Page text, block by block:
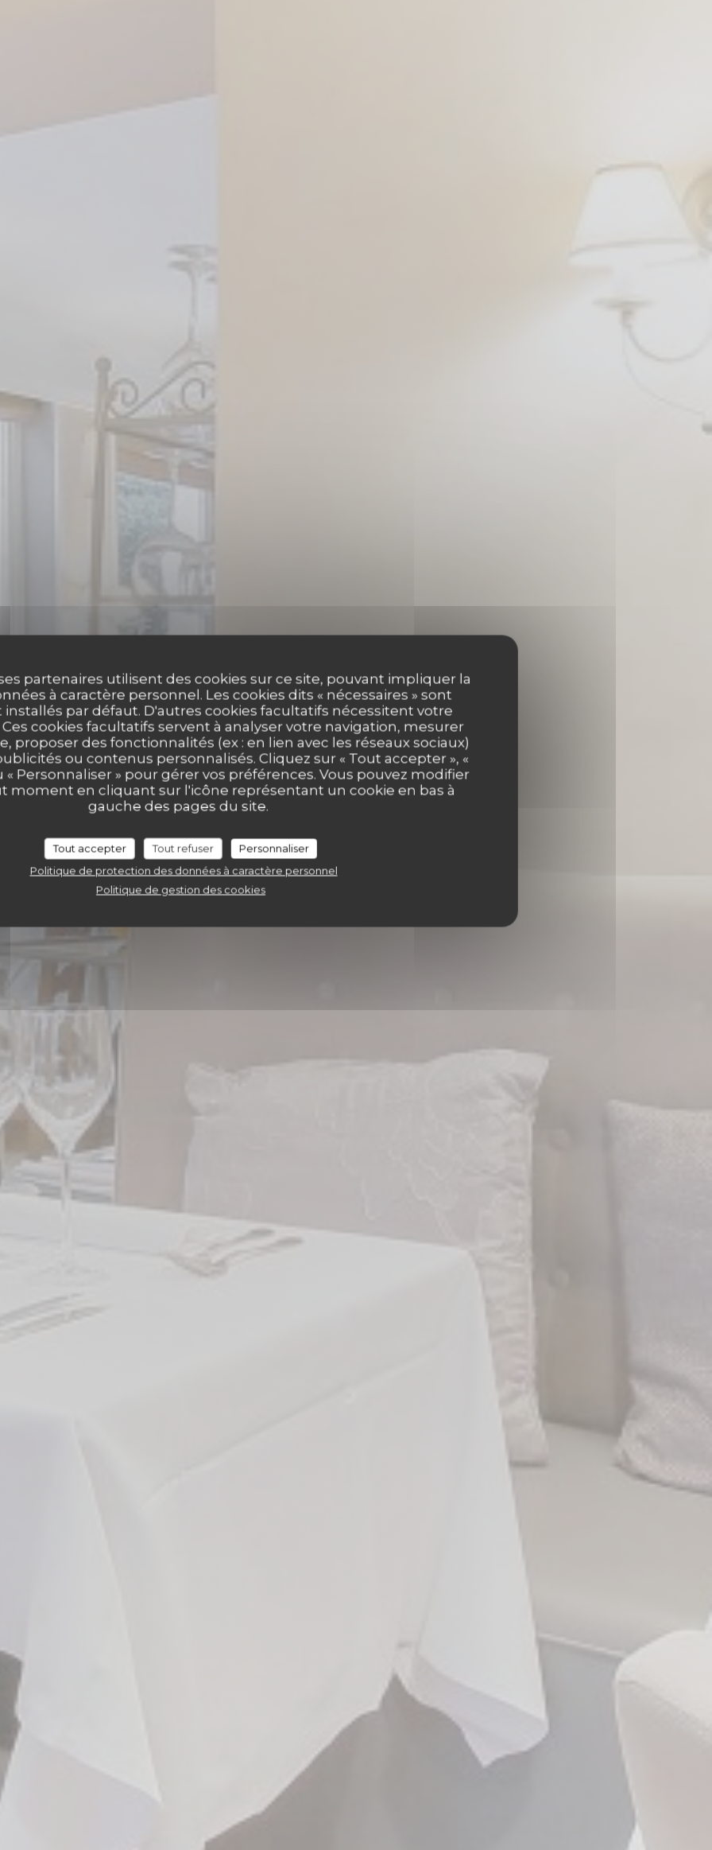
partenaires utilisent des cookies sur ce site, pouvant impliquer la
à caractère personnel. Les cookies dits « nécessaires » sont
par défaut. D'autres cookies facultatifs nécessitent votre
cookies facultatifs servent à analyser votre navigation, mesurer
proposer des fonctionnalités (ex : en lien avec les réseaux sociaux)
ou contenus personnalisés. Cliquez sur « Tout accepter », «
« Personnaliser » pour gérer vos préférences. Vous pouvez modifier
moment en cliquant sur l'icône représentant un cookie en bas à
gauche des pages du site.
Tout accepter Tout refuser
Personnaliser
Politique de protection des données à caractère personnel
Politique de gestion des cookies
TRADITIONNEL• LA-FERTÉ-SOUS-JOUARRE
du Petit Morin
RÉSERVER